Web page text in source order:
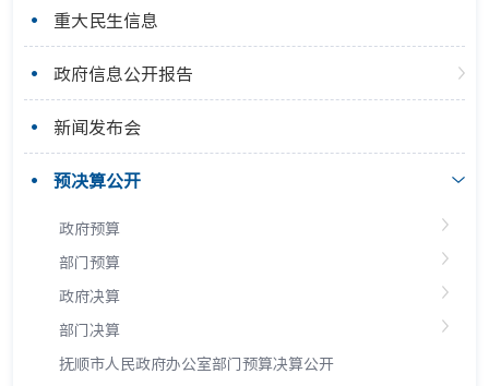
重大民生信息
政府信息公开报告
新闻发布会
预决算公开
政府预算
部门预算
政府决算
部门决算
抚顺市人民政府办公室部门预算决算公开